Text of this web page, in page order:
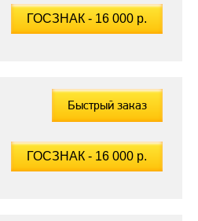
Быстрый заказ